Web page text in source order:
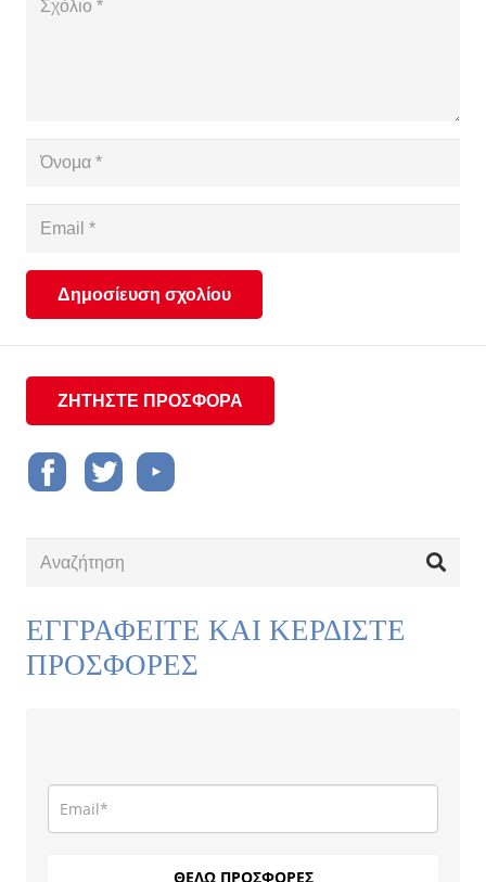
Δημοσίευση σχολίου
ΖΗΤΗΣΤΕ ΠΡΟΣΦΟΡΑ
ΕΓΓΡΑΦΕΙΤΕ ΚΑΙ ΚΕΡΔΙΣΤΕ
ΠΡΟΣΦΟΡΕΣ
ΘΕΛΩ ΠΡΟΣΦΟΡΕΣ